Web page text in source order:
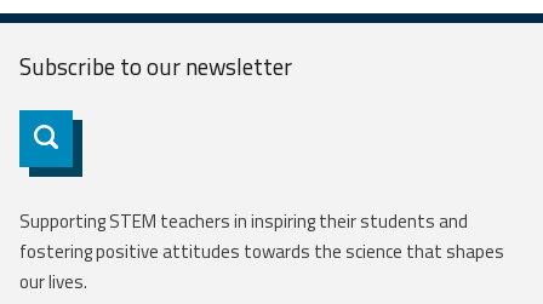
Subscribe to ournewsletter
Subscribe
Supporting STEM teachers in inspiring their students and
fostering positive attitudes towards the science that shapes
our lives.